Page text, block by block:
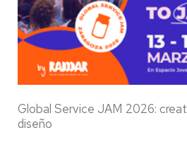
Global Service JAM 2026:
diseño